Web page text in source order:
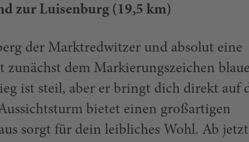
zur Luisenburg (19,5 km)
der Marktredwitzer und absolut eine
zunächst dem Markierungszeichen
ist steil, aber er bringt dich direkt auf
bietet einen großartigen
sorgt für dein leibliches Wohl. Ab jetzt